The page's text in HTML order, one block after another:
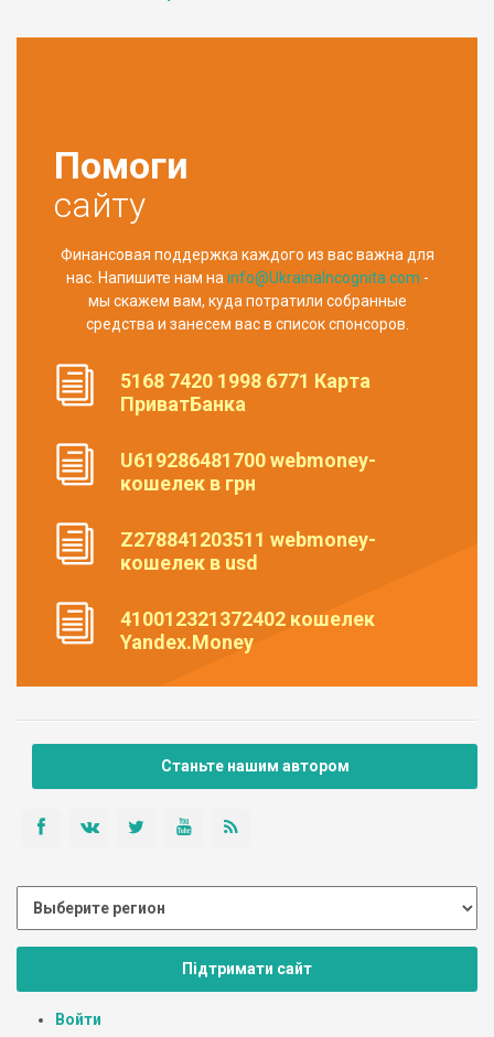
Помоги
сайту
Финансовая поддержка каждого из вас важна для
нас. Напишите нам на info@UkrainaIncognita.com -
мы скажем вам, куда потратили собранные
средства и занесем вас в список спонсоров.
5168 7420 1998 6771 Карта
ПриватБанка
U619286481700 webmoney-
кошелек в грн
Z278841203511 webmoney-
кошелек в usd
410012321372402 кошелек
Yandex.Money
Станьте нашим автором
Підтримати сайт
Войти